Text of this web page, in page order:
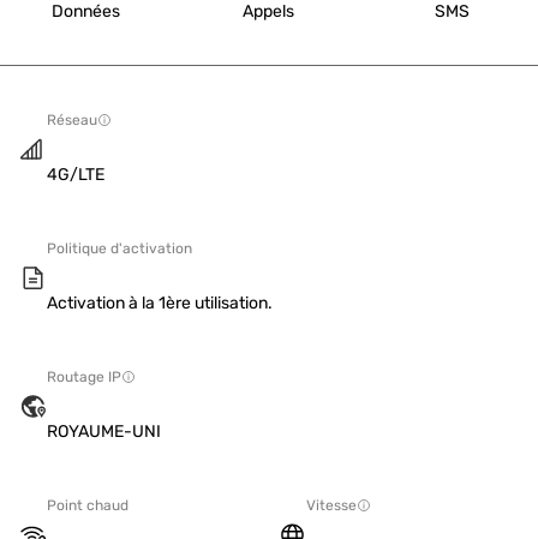
Données Appels SMS
Réseau
4G/LTE
Politique d'activation
Activation à la 1ère utilisation.
Routage IP
ROYAUME-UNI
Point chaud Vitesse